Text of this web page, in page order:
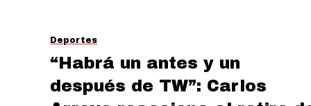
Deportes
“Habrá un antes y un
después de TW”: Carlos